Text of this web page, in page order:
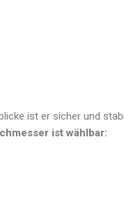
ist er sicher und
ist wählbar: